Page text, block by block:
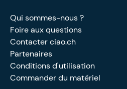
Qui sommes-nous ?
Foire aux questions
Contacter ciao.ch
Partenaires
Conditions d'utilisation
Commander du matériel